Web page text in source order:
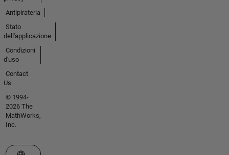
Antipirateria
Stato
dell'applicazione
Condizioni
d'uso
Contact
Us
© 1994-
2026 The
MathWorks,
Inc.